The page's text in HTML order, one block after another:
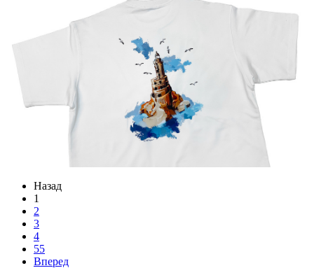
Назад
1
2
3
4
55
Вперед